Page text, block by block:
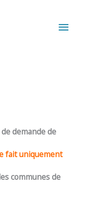
demande de
fait uniquement
communes de